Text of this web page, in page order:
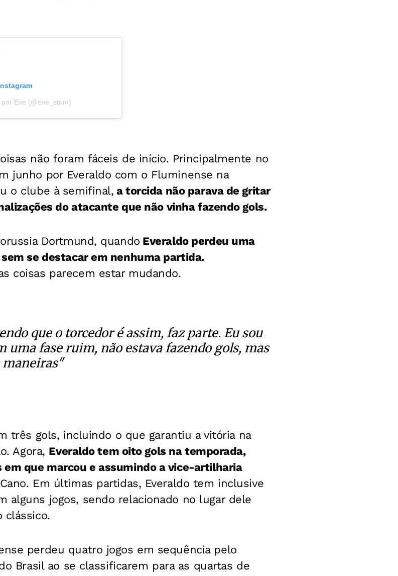
Eve (@eve_stum)
não foram fáceis de início. Principalmente no
junho por Everaldo com o Fluminense na
o clube à semifinal, a torcida não parava de gritar
do atacante que não vinha fazendo gols.
Dortmund, quando Everaldo perdeu uma
se destacar em nenhuma partida.
coisas parecem estar mudando.
que o torcedor é assim, faz parte. Eu sou
uma fase ruim, não estava fazendo gols, mas
maneiras"
três gols, incluindo o que garantiu a vitória na
Agora, Everaldo tem oito gols na temporada,
em que marcou e assumindo a vice-artilharia
Em últimas partidas, Everaldo tem inclusive
alguns jogos, sendo relacionado no lugar dele
clássico.
perdeu quatro jogos em sequência pelo
Brasil ao se classificarem para as quartas de